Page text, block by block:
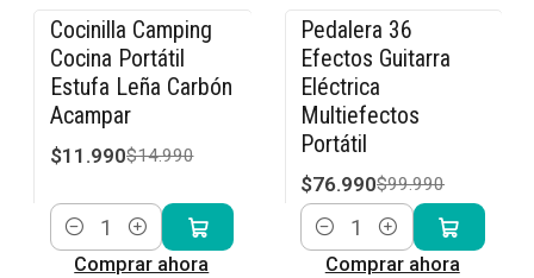
-20% OFF
Cocinilla Camping
Cocina Portátil
Estufa Leña Carbón
Acampar
$11.990$14.990
Cantidad
Comprar ahora
-23% OFF
Pedalera 36
Efectos Guitarra
Eléctrica
Multiefectos
Portátil
$76.990$99.990
Cantidad
Comprar ahora